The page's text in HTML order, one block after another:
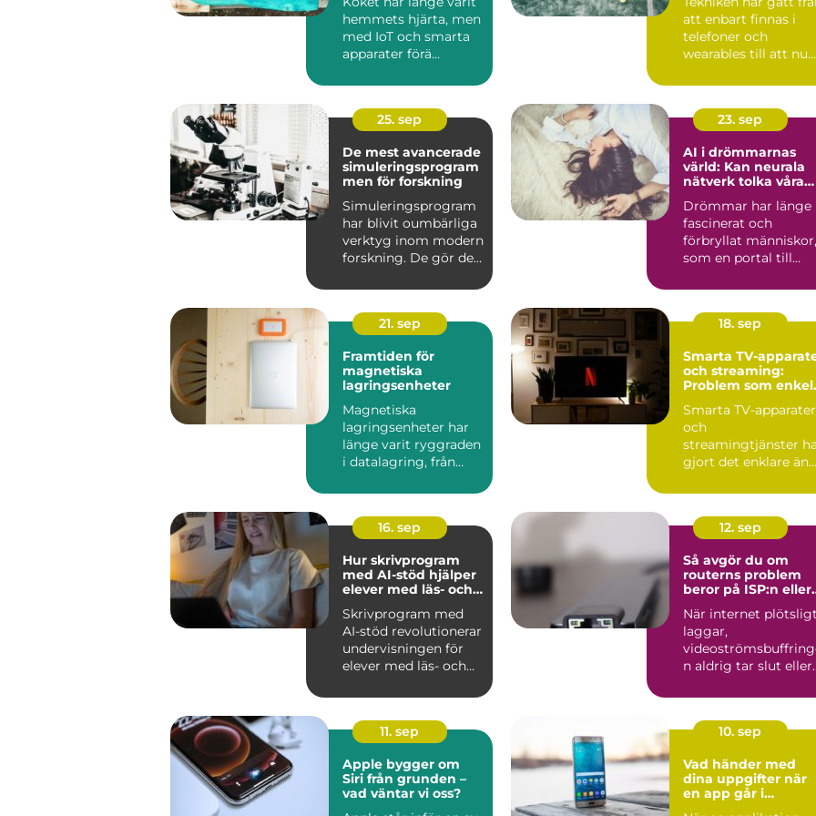
hemmets hjärta, men
med IoT och smarta
apparater förä...
att enbart finnas i
telefoner och
wearables till att nu
25. sep
De mest avancerade
simuleringsprogram
men för forskning
Simuleringsprogram
har blivit oumbärliga
verktyg inom modern
forskning. De gör det
23. sep
AI i drömmarnas
värld: Kan neurala
nätverk tolka våra
Drömmar har länge
fascinerat och
förbryllat människor,
som en portal till
21. sep
Framtiden för
magnetiska
lagringsenheter
Magnetiska
lagringsenheter har
länge varit ryggraden
i datalagring, från
18. sep
Smarta TV-
och streaming:
Problem som
Smarta TV-apparater
och
streamingtjänster
gjort det enklare än
16. sep
Hur skrivprogram
med AI-stöd hjälper
elever med läs- och
Skrivprogram med
AI-stöd revolutionerar
undervisningen för
elever med läs- och
12. sep
Så avgör du om
routerns problem
beror på ISP:n eller
När internet plötsligt
laggar,
n aldrig tar slut eller
11. sep
Apple bygger om
Siri från grunden –
vad väntar vi oss?
10. sep
Vad händer med
dina uppgifter när
en app går i